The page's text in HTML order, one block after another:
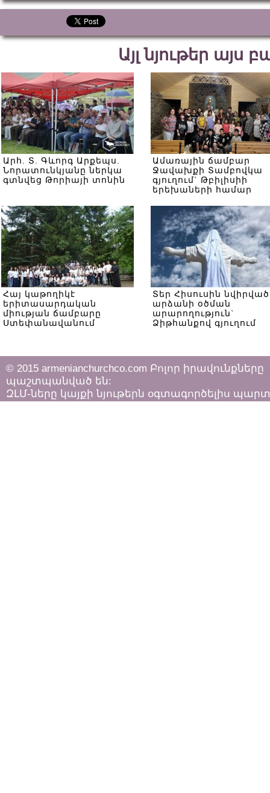
Այլ նյութեր այս
Արհ. Տ. Գևորգ Արքեպս.
Նորատունկյանը ներկա
գտնվեց Թորիայի տոնին
Ամառային ճամբար
Ջավախքի Տամբովկա
գյուղում` Թբիլիսիի
երեխաների համար
Հայ կաթողիկէ
երիտասարդական
միության ճամբարը
Ստեփանավանում
Տեր Հիսուսին նվիրված
արձանի օծման
արարողություն`
Ձիթհանքով գյուղում
© 2015 armenianchurchco.com Բոլոր իրավունքները
պաշտպանված են:
ԶԼՄ-ները կայքի նյութերն օգտագործելիս